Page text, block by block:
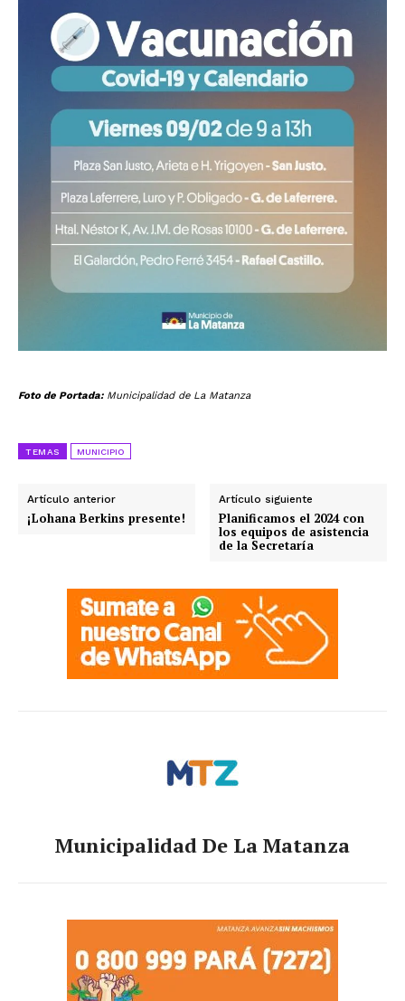
Foto de Portada:Municipalidad de La Matanza
TEMAS MUNICIPIO
Artículo anterior
¡Lohana Berkins presente!
Artículo siguiente
Planificamos el 2024 con
los equipos de asistencia
de la Secretaría
Municipalidad De La Matanza